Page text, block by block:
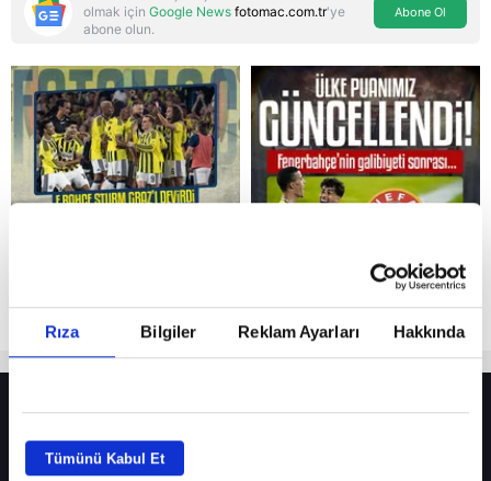
Rıza Bilgiler Reklam Ayarları Hakkında
Tümünü Kabul Et
Reddet
olmak için Google News fotomac.com.tr'ye
abone olun.
Abone Ol
Fenerbahçe’de sürpriz ayrılık ihtimali! Devre arasında gelmişti